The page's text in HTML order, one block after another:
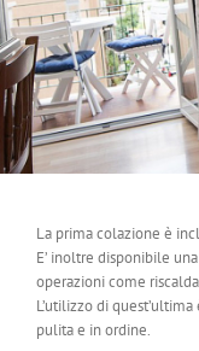
La prima colazione è
E’ inoltre disponibile
operazioni come
L’utilizzo di
pulita e in ordine.